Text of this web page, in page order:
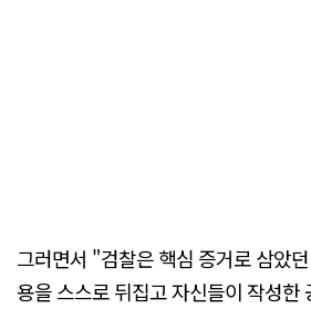
그러면서 "검찰은 핵심 증거로 삼았
용을 스스로 뒤집고 자신들이 작성한